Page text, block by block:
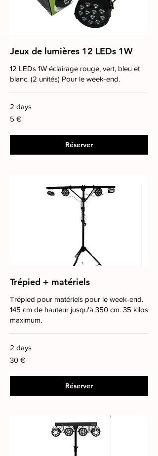
Jeux de lumières 12 LEDs 1W
12 LEDs 1W éclairage rouge, vert, bleu et
blanc. (2 unités) Pour le week-end.
2 days
5
euros
5 €
Réserver
Trépied + matériels
Trépied pour matériels pour le week-end.
145 cm de hauteur jusqu'à 350 cm. 35 kilos
maximum.
2 days
30
euros
30 €
Réserver